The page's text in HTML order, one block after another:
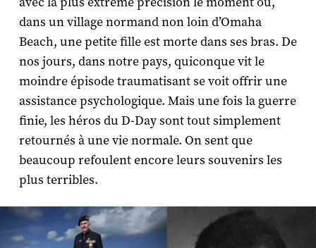
dans un village normand non loin d’Omaha
Beach, une petite fille est morte dans ses bras. De
nos jours, dans notre pays, quiconque vit le
moindre épisode traumatisant se voit offrir une
assistance psychologique. Mais une fois la guerre
finie, les héros du D-Day sont tout simplement
retournés à une vie normale. On sent que
beaucoup refoulent encore leurs souvenirs les
plus terribles.